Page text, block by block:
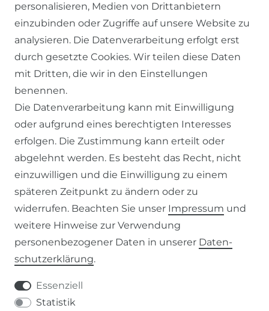
SERVICE
KONTAKT
ZAHLUNG & VERSAND
WIDERRUFSFORMULAR
RECHTLICHES
WIDERRUFSRECHT
IMPRESSUM
DATENSCHUTZERKLÄRUNG
personalisieren, Medien von Drittanbietern
einzubinden oder Zugriffe auf unsere Website zu
analysieren. Die Datenverarbeitung erfolgt erst
durch gesetzte Cookies. Wir teilen diese Daten
mit Dritten, die wir in den Einstellungen
benennen.
Die Datenverarbeitung kann mit Einwilligung
oder aufgrund eines berechtigten Interesses
erfolgen. Die Zustimmung kann erteilt oder
abgelehnt werden. Es besteht das Recht, nicht
einzuwilligen und die Einwilligung zu einem
späteren Zeitpunkt zu ändern oder zu
widerrufen. Beachten Sie unser Impressum und
weitere Hinweise zur Verwendung
personenbezogener Daten in unserer Daten­
schutz­erklärung.
Essenziell
Statistik